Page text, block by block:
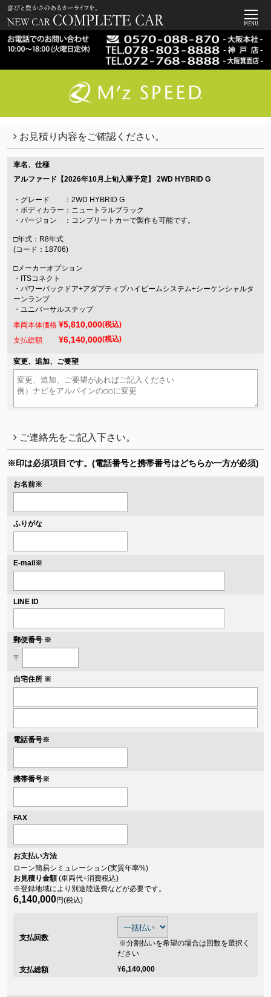
MENU
お見積り内容をご確認ください。
車名、仕様
アルファード【2026年10月上旬入庫予定】 2WD HYBRID G
・グレード ：2WD HYBRID G
・ボディカラー：ニュートラルブラック
・バージョン ：コンプリートカーで製作も可能です。
□年式：R8年式
(コード：18706)
□メーカーオプション
・ITSコネクト
・パワーバックドア+アダプティブハイビームシステム+シーケンシャルタ
ーンランプ
・ユニバーサルステップ
車両本体価格 ¥5,810,000(税込)
支払総額 ¥6,140,000(税込)
変更、追加、ご要望
ご連絡先をご記入下さい。
※印は必須項目です。 (電話番号と携帯番号はどちらか一方が必須)
お名前※
ふりがな
E-mail ※
LINE ID
郵便番号 ※
〒
自宅住所 ※
電話番号※
携帯番号※
FAX
お支払い方法
ローン簡易シミュレーション(実質年率%)
お見積り金額(車両代+消費税込)
※登録地域により別途陸送費などが必要です。
6,140,000円(税込)
支払回数
※分割払いを希望の場合は回数を選択く
ださい
支払総額
¥6,140,000